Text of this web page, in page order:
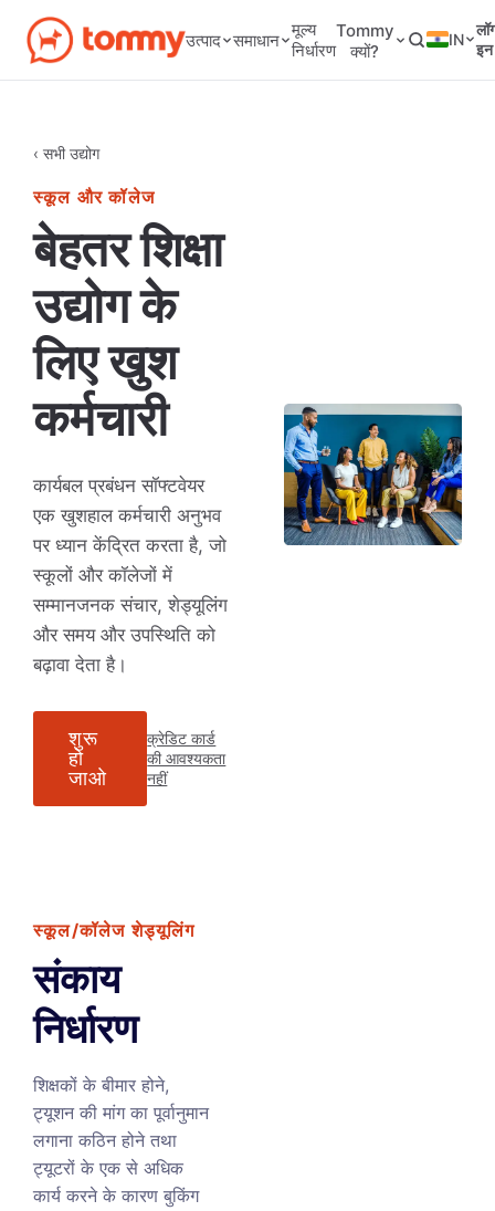
उत्पाद समाधान
मूल्य
निर्धारण
Tommy
क्यों?
IN
इन
‹ सभी उद्योग
स्कूल और कॉलेज
बेहतर शिक्षा
उद्योग के
लिए खुश
कर्मचारी
कार्यबल प्रबंधन सॉफ्टवेयर
एक खुशहाल कर्मचारी अनुभव
पर ध्यान केंद्रित करता है, जो
स्कूलों और कॉलेजों में
सम्मानजनक संचार, शेड्यूलिंग
और समय और उपस्थिति को
बढ़ावा देता है।
शुरू
हो
जाओ
क्रेडिट कार्ड
की आवश्यकता
नहीं
स्कूल/कॉलेज शेड्यूलिंग
संकाय
निर्धारण
शिक्षकों के बीमार होने,
ट्यूशन की मांग का पूर्वानुमान
लगाना कठिन होने तथा
ट्यूटरों के एक से अधिक
कार्य करने के कारण बुकिंग